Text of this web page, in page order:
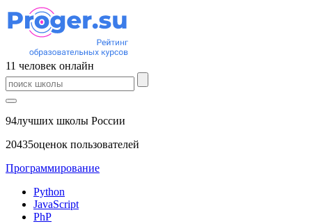
11 человек онлайн
94лучших школы России
20435оценок пользователей
Программирование
Python
JavaScript
PhP